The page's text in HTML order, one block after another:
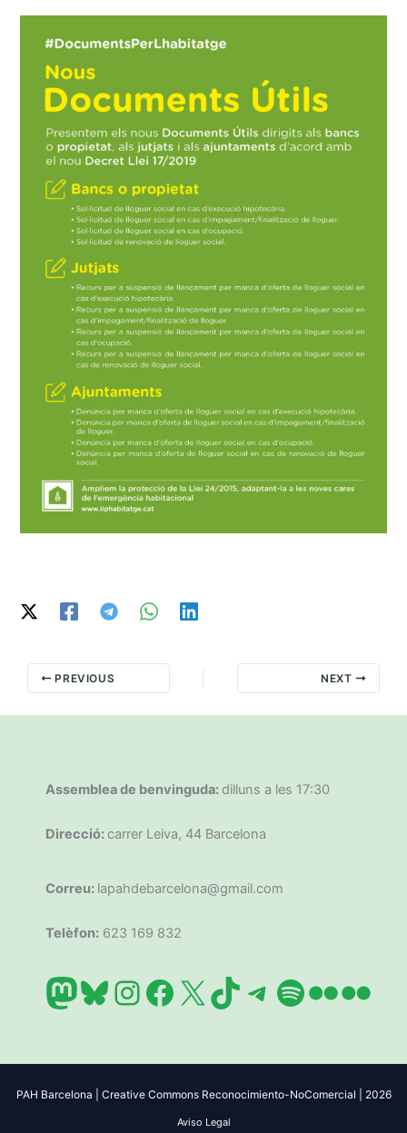
PREVIOUS NEXT
Assemblea de benvinguda: dilluns a les 17:30
Direcció: carrer Leiva, 44 Barcelona
Correu: lapahdebarcelona@gmail.com
Telèfon: 623 169 832
Mastodon
Bluesky
Instagram
Facebook
X TikTok
Telegram
Spotify
Flickr
PAH Barcelona | Creative Commons Reconocimiento-NoComercial | 2026
Aviso Legal